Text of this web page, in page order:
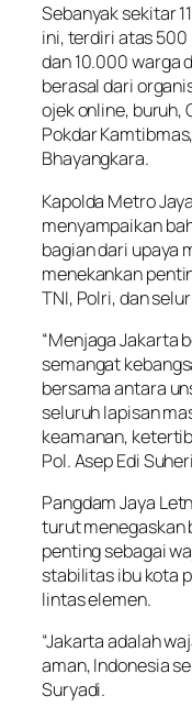
Sebanyak sekitar
ini, terdiri atas 500
dan 10.000 warga
berasal dari
ojek online, buruh,
Pokdar
Bhayangkara.
Kapolda Metro
menyampaikan
bagian dari upaya
menekankan
TNI, Polri, dan
“Menjaga Jakarta
semangat
bersama antara
seluruh lapisan
keamanan,
Pol. Asep Edi
Pangdam Jaya
turut menegaskan
penting sebagai
stabilitas ibu kota
lintas elemen.
“Jakarta adalah
aman, Indonesia
Suryadi.